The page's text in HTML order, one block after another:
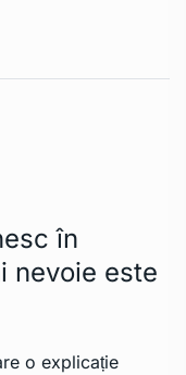
în
nevoie este
o explicație